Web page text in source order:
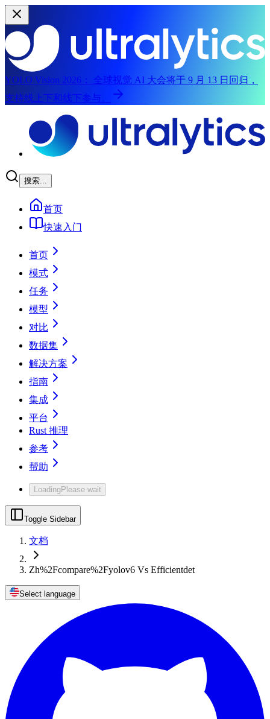
YOLO Vision 2026：
全球视觉 AI 大会将于 9 月 13 日回归，
支持线上下和线下参与。
搜索...
首页
快速入门
首页
模式
任务
模型
对比
数据集
解决方案
指南
集成
平台
Rust 推理
参考
帮助
LoadingPlease wait
Toggle Sidebar
文档
Zh%2Fcompare%2Fyolov6 Vs Efficientdet
Select language